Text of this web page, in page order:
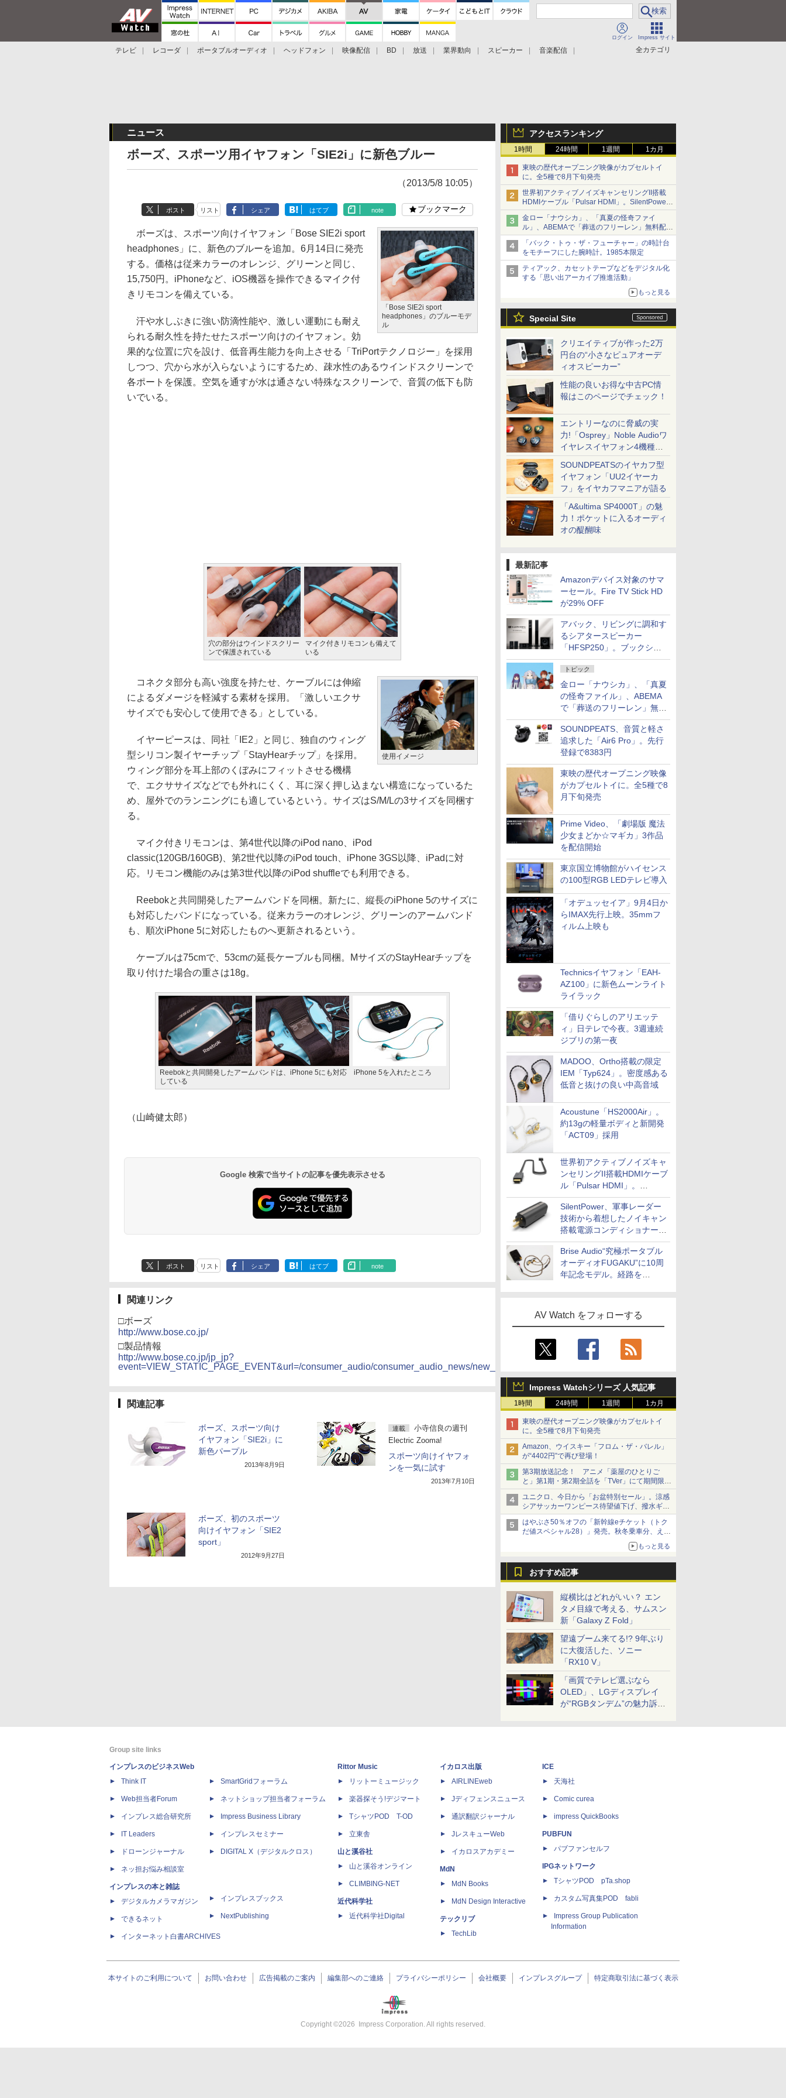
ログイン Impress サイト
全カテゴリ
テレビ レコーダ ポータブルオーディオ ヘッドフォン 映像配信 BD 放送 業界動向 スピーカー
音楽配信
アクセスランキング
1時間 24時間 1週間 1カ月
東映の歴代オープニング映像がカプセルトイ
に。全5種で8月下旬発売
世界初アクティブノイズキャンセリングII搭載
HDMIケーブル「Pulsar HDMI」。SilentPower
から
金ロー「ナウシカ」、「真夏の怪奇ファイ
ル」、ABEMAで「葬送のフリーレン」無料配信
など。夏の特番・配信情報
「バック・トゥ・ザ・フューチャー」の時計台
をモチーフにした腕時計。1985本限定
ティアック、カセットテープなどをデジタル化
する「思い出アーカイブ推進活動」
もっと見る
Special Site
クリエイティブが作った2万
円台の“小さなピュアオーデ
ィオスピーカー”
性能の良いお得な中古PC情
報はこのページでチェック！
エントリーなのに脅威の実
力!「Osprey」Noble Audioワ
イヤレスイヤフォン4機種を
一気に聴く
SOUNDPEATSのイヤカフ型
イヤフォン「UU2イヤーカ
フ」をイヤカフマニアが語る
「A&ultima SP4000T」の魅
力！ポケットに入るオーディ
オの醍醐味
最新記事
Amazonデバイス対象のサマ
ーセール。Fire TV Stick HD
が29% OFF
アバック、リビングに調和す
るシアタースピーカー
「HFSP250」。ブックシェ
ルフはペア3万円以下
トピック
金ロー「ナウシカ」、「真夏
の怪奇ファイル」、ABEMA
で「葬送のフリーレン」無料
配信など。夏の特番・配信情
報
SOUNDPEATS、音質と軽さ
追求した「Air6 Pro」。先行
登録で8383円
東映の歴代オープニング映像
がカプセルトイに。全5種で8
月下旬発売
Prime Video、「劇場版 魔法
少女まどか☆マギカ」3作品
を配信開始
東京国立博物館がハイセンス
の100型RGB LEDテレビ導入
「オデュッセイア」9月4日か
らIMAX先行上映。35mmフ
ィルム上映も
Technicsイヤフォン「EAH-
AZ100」に新色ムーンライト
ライラック
「借りぐらしのアリエッテ
ィ」日テレで今夜。3週連続
ジブリの第一夜
MADOO、Ortho搭載の限定
IEM「Typ624」。密度感ある
低音と抜けの良い中高音域
Acoustune「HS2000Air」。
約13gの軽量ボディと新開発
「ACT09」採用
世界初アクティブノイズキャ
ンセリングII搭載HDMIケーブ
ル「Pulsar HDMI」。
SilentPowerから
SilentPower、軍事レーダー
技術から着想したノイキャン
搭載電源コンディショナー
「AC iPurifier2」
Brise Audio“究極ポータブル
オーディオFUGAKU”に10周
年記念モデル。経路を
AV Watch をフォローする
Impress Watchシリーズ 人気記事
1時間 24時間 1週間 1カ月
東映の歴代オープニング映像がカプセルトイ
に。全5種で8月下旬発売
Amazon、ウイスキー「フロム・ザ・バレル」
が“4402円”で再び登場！
第3期放送記念！ アニメ「薬屋のひとりご
と」第1期・第2期全話を「TVer」にて期間限定
で順次無料配信開始
ユニクロ、今日から「お盆特別セール」。涼感
シアサッカーワンピース待望値下げ、撥水ギア
ショーツは1990円に
はやぶさ50％オフの「新幹線eチケット（トク
だ値スペシャル28）」発売。秋冬乗車分、えき
もっと見る
おすすめ記事
縦横比はどれがいい？ エン
タメ目線で考える、サムスン
新「Galaxy Z Fold」
望遠ブーム来てる!? 9年ぶり
に大復活した、ソニー
「RX10 V」
「画質でテレビ選ぶなら
OLED」、LGディスプレイ
が“RGBタンデム”の魅力訴
ニュース
ボーズ、スポーツ用イヤフォン「SIE2i」に新色ブルー
（2013/5/8 10:05）
ポスト リスト シェア はてブ note ブックマーク
「Bose SIE2i sport
headphones」のブルーモデ
ル
ボーズは、スポーツ向けイヤフォン「Bose SIE2i sport
headphones」に、新色のブルーを追加。6月14日に発売
する。価格は従来カラーのオレンジ、グリーンと同じ、
15,750円。iPhoneなど、iOS機器を操作できるマイク付
きリモコンを備えている。
汗や水しぶきに強い防滴性能や、激しい運動にも耐え
られる耐久性を持たせたスポーツ向けのイヤフォン。効
果的な位置に穴を設け、低音再生能力を向上させる「TriPortテクノロジー」を採用
しつつ、穴から水が入らないようにするため、疎水性のあるウインドスクリーンで
各ポートを保護。空気を通すが水は通さない特殊なスクリーンで、音質の低下も防
いでいる。
穴の部分はウインドスクリー
ンで保護されている
マイク付きリモコンも備えて
いる
使用イメージ
コネクタ部分も高い強度を持たせ、ケーブルには伸縮
によるダメージを軽減する素材を採用。「激しいエクサ
サイズでも安心して使用できる」としている。
イヤーピースは、同社「IE2」と同じ、独自のウィング
型シリコン製イヤーチップ「StayHearチップ」を採用。
ウィング部分を耳上部のくぼみにフィットさせる機構
で、エクササイズなどでも外れにくく、耳に深く押し込まない構造になっているた
め、屋外でのランニングにも適しているという。サイズはS/M/Lの3サイズを同梱す
る。
マイク付きリモコンは、第4世代以降のiPod nano、iPod
classic(120GB/160GB)、第2世代以降のiPod touch、iPhone 3GS以降、iPadに対
応。リモコン機能のみは第3世代以降のiPod shuffleでも利用できる。
Reebokと共同開発したアームバンドを同梱。新たに、縦長のiPhone 5のサイズに
も対応したバンドになっている。従来カラーのオレンジ、グリーンのアームバンド
も、順次iPhone 5に対応したものへ更新されるという。
ケーブルは75cmで、53cmの延長ケーブルも同梱。MサイズのStayHearチップを
取り付けた場合の重さは18g。
Reebokと共同開発したアームバンドは、iPhone 5にも対応
している
iPhone 5を入れたところ
（山崎健太郎）
Google 検索で当サイトの記事を優先表示させる
ポスト リスト シェア はてブ note
関連リンク
□ボーズ
http://www.bose.co.jp/
□製品情報
http://www.bose.co.jp/jp_jp?
event=VIEW_STATIC_PAGE_EVENT&url=/consumer_audio/consumer_audio_news/new_products/20130508_02.jsp
関連記事
ボーズ、スポーツ向け
イヤフォン「SIE2i」に
新色パープル
2013年8月9日
連載
小寺信良の週刊
Electric Zooma!
スポーツ向けイヤフォ
ンを一気に試す
2013年7月10日
ボーズ、初のスポーツ
向けイヤフォン「SIE2
sport」
2012年9月27日
Group site links
インプレスのビジネスWeb
Think IT
Web担当者Forum
インプレス総合研究所
IT Leaders
ドローンジャーナル
ネッ担お悩み相談室
インプレスの本と雑誌
デジタルカメラマガジン
できるネット
インターネット白書ARCHIVES
SmartGridフォーラム
ネットショップ担当者フォーラム
Impress Business Library
インプレスセミナー
DIGITAL X（デジタルクロス）
インプレスブックス
NextPublishing
Rittor Music
リットーミュージック
楽器探そう!デジマート
TシャツPOD T-OD
立東舎
山と溪谷社
山と溪谷オンライン
CLIMBING-NET
近代科学社
近代科学社Digital
イカロス出版
AIRLINEweb
Jディフェンスニュース
通訳翻訳ジャーナル
JレスキューWeb
イカロスアカデミー
MdN
MdN Books
MdN Design Interactive
テックリブ
TechLib
ICE
天海社
Comic curea
impress QuickBooks
PUBFUN
パブファンセルフ
IPGネットワーク
TシャツPOD pTa.shop
カスタム写真集POD fabli
Impress Group Publication
Information
本サイトのご利用について お問い合わせ 広告掲載のご案内 編集部へのご連絡 プライバシーポリシー 会社概要 インプレスグループ 特定商取引法に基づく表示
Copyright ©2026 Impress Corporation. All rights reserved.